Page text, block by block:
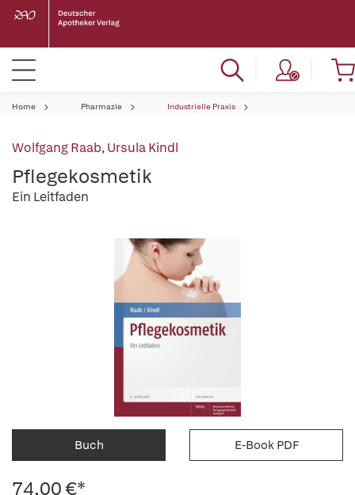
Home Pharmazie Industrielle Praxis
Wolfgang Raab,Ursula Kindl
Pflegekosmetik
Ein Leitfaden
Buch E-Book PDF
74,00 €*